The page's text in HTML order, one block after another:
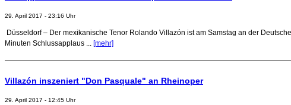
29. April 2017 - 23:16 Uhr
Düsseldorf – Der mexikanische Tenor Rolando Villazón ist am Samstag an der
Minuten Schlussapplaus ... [mehr]
Villazón inszeniert "Don Pasquale" an Rheinoper
29. April 2017 - 12:45 Uhr